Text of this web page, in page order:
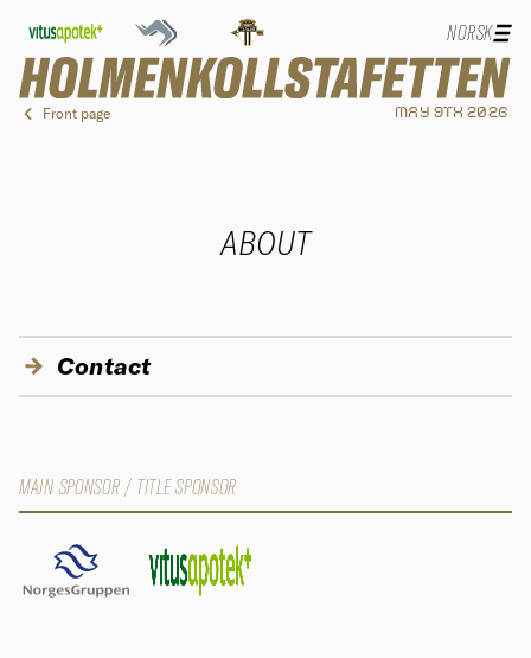
Front page MAY 9TH 2026
NORSK
ABOUT
Contact
MAIN SPONSOR / TITLE SPONSOR